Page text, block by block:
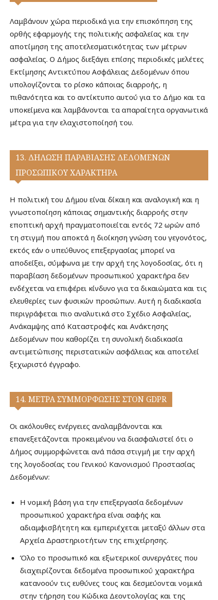
Λαμβάνουν χώρα περιοδικά για την επισκόπηση της
ορθής εφαρμογής της πολιτικής ασφαλείας και την
αποτίμηση της αποτελεσματικότητας των μέτρων
ασφαλείας. Ο Δήμος διεξάγει επίσης περιοδικές μελέτες
Εκτίμησης Αντικτύπου Ασφάλειας Δεδομένων όπου
υπολογίζονται το ρίσκο κάποιας διαρροής, η
πιθανότητα και το αντίκτυπο αυτού για το Δήμο και τα
υποκείμενα και λαμβάνονται τα απαραίτητα οργανωτικά
μέτρα για την ελαχιστοποίησή του.
13. ΔΗΛΩΣΗ ΠΑΡΑΒΙΑΣΗΣ ΔΕΔΟΜΕΝΩΝ
ΠΡΟΣΩΠΙΚΟΥ ΧΑΡΑΚΤΗΡΑ
Η πολιτική του Δήμου είναι δίκαιη και αναλογική και η
γνωστοποίηση κάποιας σημαντικής διαρροής στην
εποπτική αρχή πραγματοποιείται εντός 72 ωρών από
τη στιγμή που αποκτά η διοίκηση γνώση του γεγονότος,
εκτός εάν o υπεύθυνος επεξεργασίας μπορεί να
αποδείξει, σύμφωνα με την αρχή της λογοδοσίας, ότι η
παραβίαση δεδομένων προσωπικού χαρακτήρα δεν
ενδέχεται να επιφέρει κίνδυνο για τα δικαιώματα και τις
ελευθερίες των φυσικών προσώπων. Αυτή η διαδικασία
περιγράφεται πιο αναλυτικά στο Σχέδιο Ασφαλείας,
Ανάκαμψης από Καταστροφές και Ανάκτησης
Δεδομένων που καθορίζει τη συνολική διαδικασία
αντιμετώπισης περιστατικών ασφάλειας και αποτελεί
ξεχωριστό έγγραφο.
14. ΜΕΤΡΑ ΣΥΜΜΟΡΦΩΣΗΣ ΣΤΟΝ GDPR
Οι ακόλουθες ενέργειες αναλαμβάνονται και
επανεξετάζονται προκειμένου να διασφαλιστεί ότι ο
Δήμος συμμορφώνεται ανά πάσα στιγμή με την αρχή
της λογοδοσίας του Γενικού Κανονισμού Προστασίας
Δεδομένων:
Η νομική βάση για την επεξεργασία δεδομένων
προσωπικού χαρακτήρα είναι σαφής και
αδιαμφισβήτητη και εμπεριέχεται μεταξύ άλλων στα
Αρχεία Δραστηριοτήτων της επιχείρησης.
Όλο το προσωπικό και εξωτερικοί συνεργάτες που
διαχειρίζονται δεδομένα προσωπικού χαρακτήρα
κατανοούν τις ευθύνες τους και δεσμεύονται νομικά
στην τήρηση του Κώδικα Δεοντολογίας και της